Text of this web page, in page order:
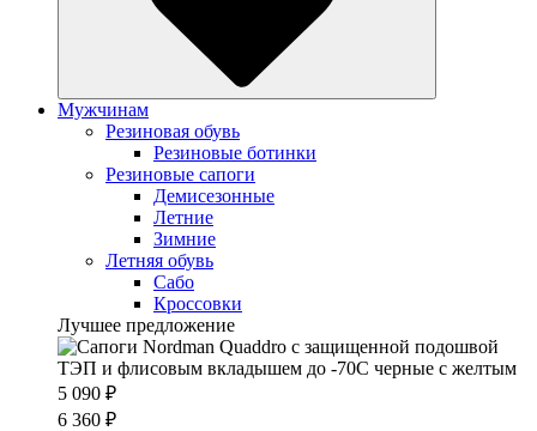
Мужчинам
Резиновая обувь
Резиновые ботинки
Резиновые сапоги
Демисезонные
Летние
Зимние
Летняя обувь
Сабо
Кроссовки
Лучшее предложение
5 090 ₽
6 360 ₽